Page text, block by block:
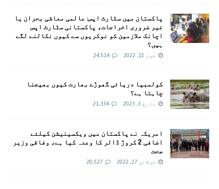
پاکستان میں سٹارٹ اپس: عالمی معاشی بحران یا
غیر ضروری اخراجات، پاکستانی سٹارٹ اپس
اچانک ملازمین کو نوکریوں سے کیوں نکالنے لگے
ہیں؟
جون 15, 2022 24,514
کولمبیا دریائی گھوڑے بھارت کیوں بھیجنا
چاہتا ہے؟
مارچ 3, 2023 21,334
امريکہ نے پاکستان میں ویکسینیشن کیلئے
اضافی 2 کروڑ ڈالر کا وعدہ کیا ہے، وفاقی وزیر
صحت
جولائی 27, 2022 20,527